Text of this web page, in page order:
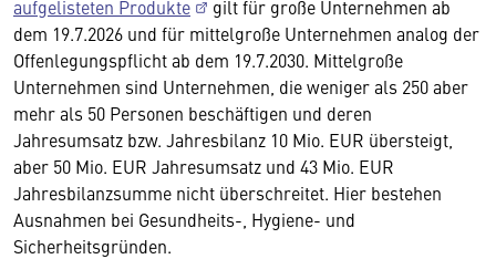
aufgelisteten Produkte
gilt für große Unternehmen ab
dem 19.7.2026 und für mittelgroße Unternehmen analog der
Offenlegungspflicht ab dem 19.7.2030. Mittelgroße
Unternehmen sind Unternehmen, die weniger als 250 aber
mehr als 50 Personen beschäftigen und deren
Jahresumsatz bzw. Jahresbilanz 10 Mio. EUR übersteigt,
aber 50 Mio. EUR Jahresumsatz und 43 Mio. EUR
Jahresbilanzsumme nicht überschreitet. Hier bestehen
Ausnahmen bei Gesundheits-, Hygiene- und
Sicherheitsgründen.